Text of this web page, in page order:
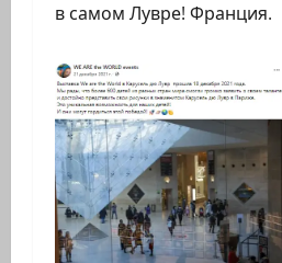
в самом Лувре! Франция.